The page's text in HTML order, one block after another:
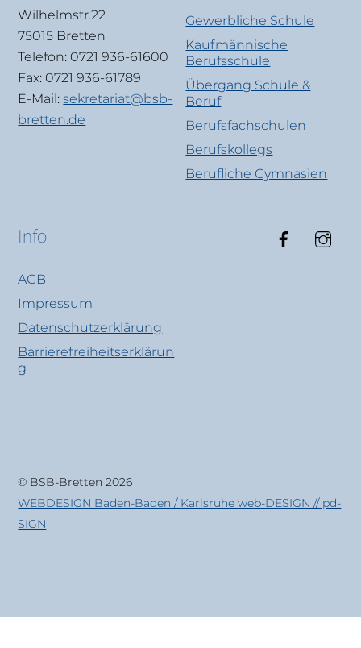
Wilhelmstr.22
75015 Bretten
Telefon: 0721 936-61600
Fax: 0721 936-61789
E-Mail: sekretariat@bsb-
bretten.de
Gewerbliche Schule
Kaufmännische
Berufsschule
Übergang Schule &
Beruf
Berufsfachschulen
Berufskollegs
Berufliche Gymnasien
Info
AGB
Impressum
Datenschutzerklärung
Barrierefreiheitserklärun
g
Facebook
© BSB-Bretten 2026
WEBDESIGN Baden-Baden / Karlsruhe web-DESIGN // pd-
SIGN